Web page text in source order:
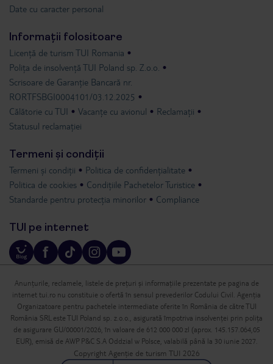
Date cu caracter personal
Informații folositoare
Licență de turism TUI Romania
Polița de insolvență TUI Poland sp. Z.o.o.
Scrisoare de Garanție Bancară nr.
RORTFSBGI0004101/03.12.2025
Călătorie cu TUI
Vacanțe cu avionul
Reclamații
Statusul reclamației
Termeni și condiții
Termeni și condiții
Politica de confidențialitate
Politica de cookies
Condițiile Pachetelor Turistice
Standarde pentru protecția minorilor
Compliance
TUI pe internet
Anunțurile, reclamele, listele de prețuri și informațiile prezentate pe pagina de
internet tui.ro nu constituie o ofertă în sensul prevederilor Codului Civil. Agenția
Organizatoare pentru pachetele intermediate oferite în România de către TUI
România SRL este TUI Poland sp. z.o.o., asigurată împotriva insolvenței prin polița
de asigurare GU/00001/2026, în valoare de 612 000 000 zl (aprox. 145.157.064,05
EUR), emisă de AWP P&C S.A Oddzial w Polsce, valabilă până la 30 iunie 2027.
Copyright Agenție de turism TUI 2026